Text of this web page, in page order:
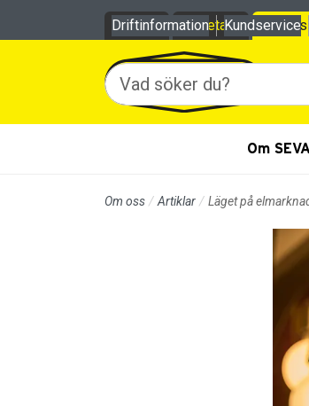
Till sidans huvudinnehåll
Privat
Företag Om
Om
Driftinformation Kundservice
Om oss Artiklar Läget på